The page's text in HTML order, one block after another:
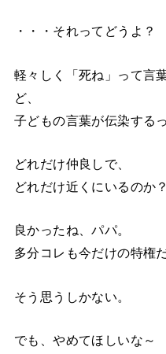
・・・それってどうよ？
軽々しく「死ね」って言
ど、
子どもの言葉が伝染する
どれだけ仲良しで、
どれだけ近くにいるのか？
良かったね、パパ。
多分コレも今だけの特権
そう思うしかない。
でも、やめてほしいな～